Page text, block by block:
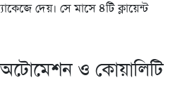
দেয়। সে মাসে ৪টি ক্লায়েন্ট
অটোমেশন ও কোয়ালিটি